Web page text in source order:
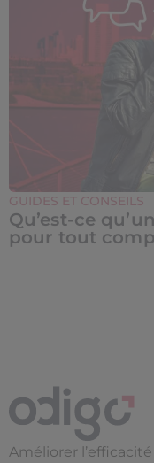
GUIDES ET CONSEILS
Qu’est-ce
pour tout
Améliorer